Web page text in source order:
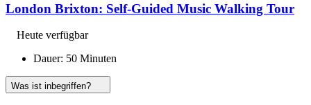
London Brixton: Self-Guided Music Walking Tour
Heute verfügbar
Dauer: 50 Minuten
Was ist inbegriffen?